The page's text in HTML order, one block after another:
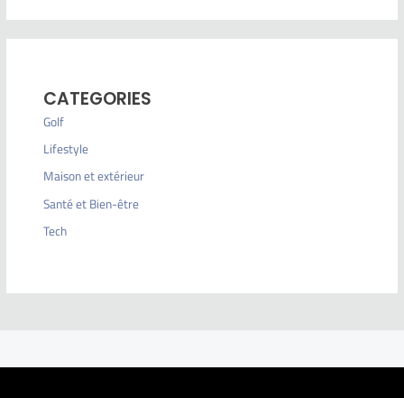
CATEGORIES
Golf
Lifestyle
Maison et extérieur
Santé et Bien-être
Tech